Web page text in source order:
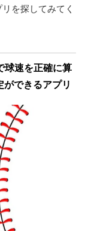
を探してみてく
球速を正確に算
できるアプリ